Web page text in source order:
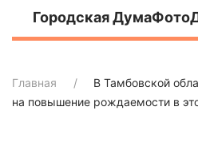
Городская ДумаФото
Главная
В Тамбовской
на повышение рождаемости в